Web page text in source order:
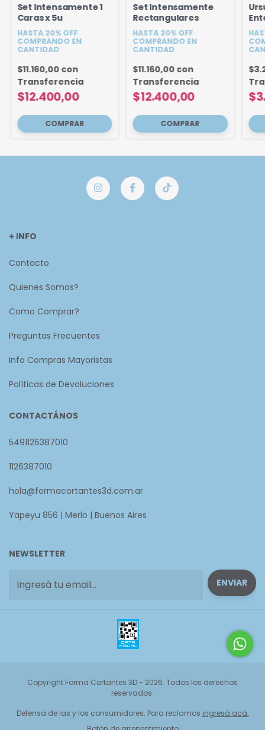
Set Intensamente 1
Caras x 5u
HASTA 20% OFF
COMPRANDO EN
CANTIDAD
$12.400,00
$11.160,00 con
Transferencia
Set Intensamente
Rectangulares
HASTA 20% OFF
COMPRANDO EN
CANTIDAD
$12.400,00
$11.160,00 con
Transferencia
+ INFO
Contacto
Quienes Somos?
Como Comprar?
Preguntas Frecuentes
Info Compras Mayoristas
Políticas de Devoluciones
CONTACTÁNOS
5491126387010
1126387010
hola@formacortantes3d.com.ar
Yapeyu 856 | Merlo | Buenos Aires
NEWSLETTER
Copyright Forma Cortantes 3D - 2026. Todos los derechos
reservados.
Defensa de las y los consumidores. Para reclamos ingresá acá.